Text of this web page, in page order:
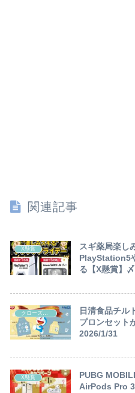
関連記事
X懸賞
スギ薬局楽し
PlayStation5
る【X懸賞】
クローズド懸賞
日清食品チル
プロンセット
2026/1/31
X懸賞
PUBG
AirPods Pro 3